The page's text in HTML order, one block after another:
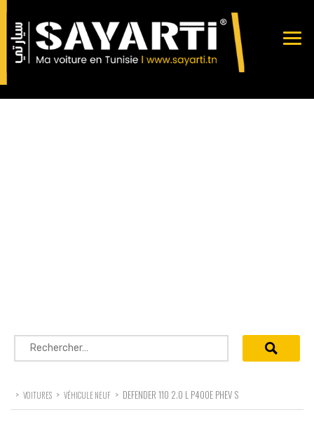
Rechercher :
> VOITURES > VÉHICULE NEUF > DEFENDER 110 2.0 L P400E PHEV S